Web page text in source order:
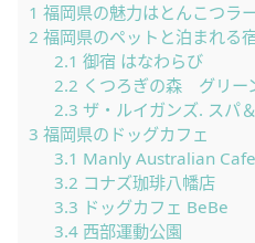
1 福岡県の魅力はとんこつラ
2 福岡県のペットと泊まれる
2.1 御宿 はなわらび
2.2 くつろぎの森 グリー
2.3 ザ・ルイガンズ. スパ
3 福岡県のドッグカフェ
3.1 Manly Australian
3.2 コナズ珈琲八幡店
3.3 ドッグカフェ BeBe
3.4西部運動公園